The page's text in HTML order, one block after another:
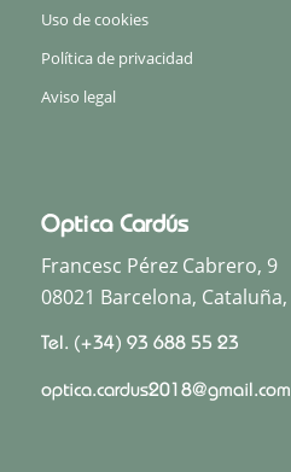
Uso de cookies
Política de privacidad
Aviso legal
Óptica Cardús
Francesc Pérez Cabrero, 9
08021 Barcelona, Cataluña,
Tel. (+34) 93 688 55 23
optica.cardus2018@gmail.com